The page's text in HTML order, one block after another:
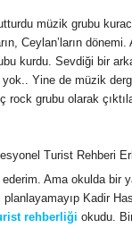
müzik grubu
Ceylan’ların
kurdu. Sevdiği bir
Yine de müzik
rock grubu olarak
Ama okulda bir
Kadir
rehberliği okudu.